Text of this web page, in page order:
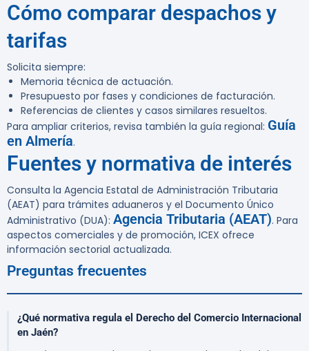
Cómo comparar despachos y
tarifas
Solicita siempre:
Memoria técnica de actuación.
Presupuesto por fases y condiciones de facturación.
Referencias de clientes y casos similares resueltos.
Para ampliar criterios, revisa también la guía regional: Guía
en Almería.
Fuentes y normativa de interés
Consulta la Agencia Estatal de Administración Tributaria
(AEAT) para trámites aduaneros y el Documento Único
Administrativo (DUA): Agencia Tributaria (AEAT). Para
aspectos comerciales y de promoción, ICEX ofrece
información sectorial actualizada.
Preguntas frecuentes
¿Qué normativa regula el Derecho del Comercio Internacional
en Jaén?